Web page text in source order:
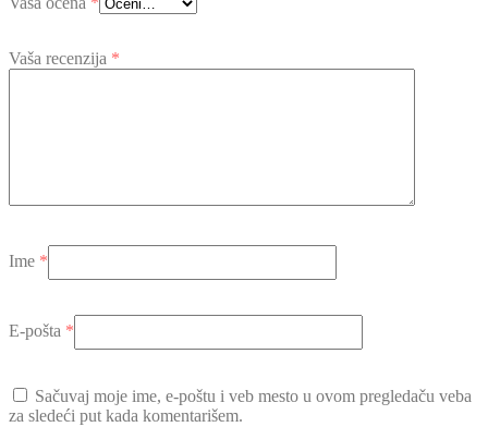
Vaša recenzija *
Ime *
E-pošta *
Sačuvaj moje ime, e-poštu i veb mesto u ovom pregledaču veba
za sledeći put kada komentarišem.